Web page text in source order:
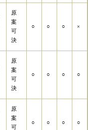
原
案
可
決
○ ○ ○ ×
原
案
可
決
○ ○ ○ ○
原
案
可
○ ○ ○ ○